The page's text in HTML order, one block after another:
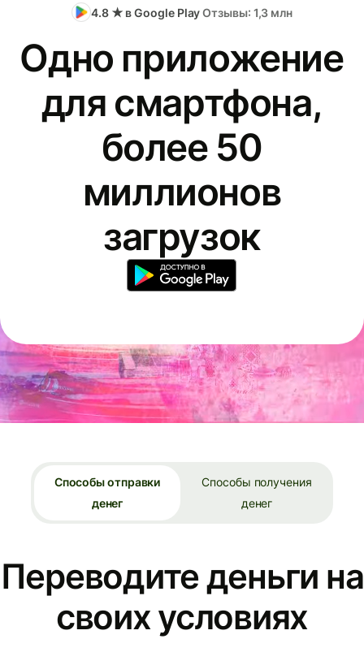
4.8 ★ в Google PlayОтзывы: 1,3 млн
Одно приложение
для смартфона,
более 50
миллионов
загрузок
Способы отправки
денег
Способы получения
денег
Переводите деньги на
своих условиях